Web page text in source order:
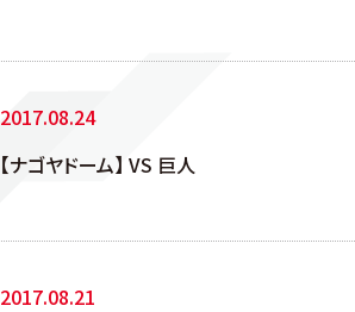
2017.08.24
【ナゴヤドーム】 VS 巨人
2017.08.21